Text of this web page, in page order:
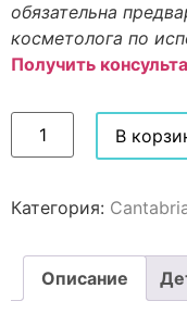
обязательна
косметолога по
Получить
В
Категория:
Описание